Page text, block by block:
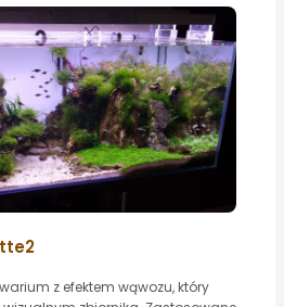
z efektem wąwozu, który